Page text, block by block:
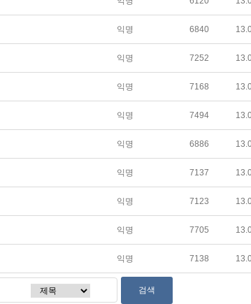
익명 6840
익명 7252
익명 7168
익명 7494
익명 6886
익명 7137
익명 7123
익명 7705
익명 7138